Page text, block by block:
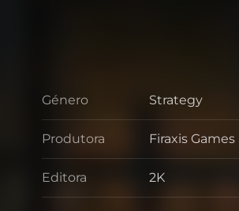
Género
Género
Strategy
Produtora
Produtora
Firaxis Games
Editora
Editora
2K